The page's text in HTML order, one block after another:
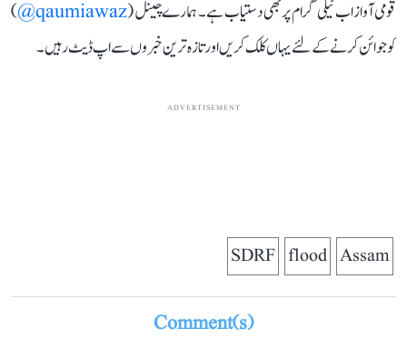
قومی آواز اب ٹیلی گرام پر بھی دستیاب ہے۔ ہمارے چینل (qaumiawaz@
)
کو جوائن کرنے کے لئے یہاں کلک کریں اور تازہ ترین خبروں سے اپ ڈیٹ رہیں۔
ADVERTISEMENT
Assam
flood
SDRF
Comment(s)